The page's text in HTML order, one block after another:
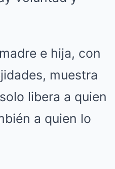
e hija, con
muestra
libera a quien
a quien lo